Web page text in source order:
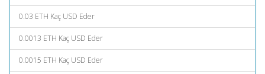
0.03 ETH Kaç USD Eder
0.0013 ETH Kaç USD Eder
0.0015 ETH Kaç USD Eder